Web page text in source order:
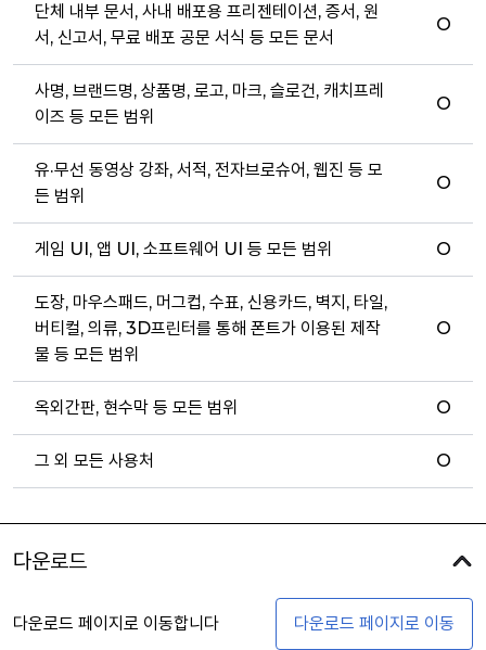
단체 내부 문서, 사내 배포용 프리젠테이션, 증서, 원
서, 신고서, 무료 배포 공문 서식 등 모든 문서
O
사명, 브랜드명, 상품명, 로고, 마크, 슬로건, 캐치프레
이즈 등 모든 범위
O
유·무선 동영상 강좌, 서적, 전자브로슈어, 웹진 등 모
든 범위
O
게임 UI, 앱 UI, 소프트웨어 UI 등 모든 범위 O
도장, 마우스패드, 머그컵, 수표, 신용카드, 벽지, 타일,
버티컬, 의류, 3D프린터를 통해 폰트가 이용된 제작
물 등 모든 범위
O
옥외간판, 현수막 등 모든 범위 O
그 외 모든 사용처 O
다운로드
다운로드 페이지로 이동합니다 다운로드 페이지로 이동